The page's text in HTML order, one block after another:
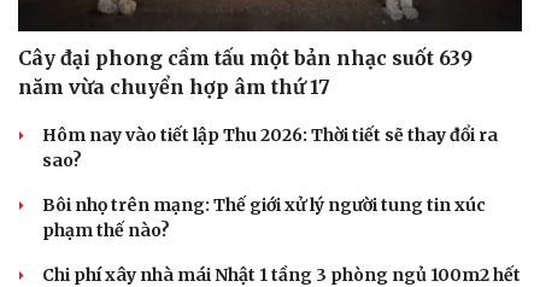
Cây đại phong cầm tấu một bản nhạc suốt 639
năm vừa chuyển hợp âm thứ 17
Hôm nay vào tiết lập Thu 2026: Thời tiết sẽ thay đổi ra
sao?
Bôi nhọ trên mạng: Thế giới xử lý người tung tin xúc
phạm thế nào?
Chi phí xây nhà mái Nhật 1 tầng 3 phòng ngủ 100m2 hết